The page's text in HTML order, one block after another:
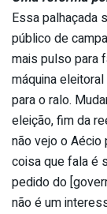
Essa palhaçada
público de
mais pulso para
máquina
para o ralo.
eleição, fim da
não vejo o
coisa que fala é
pedido do
não é um